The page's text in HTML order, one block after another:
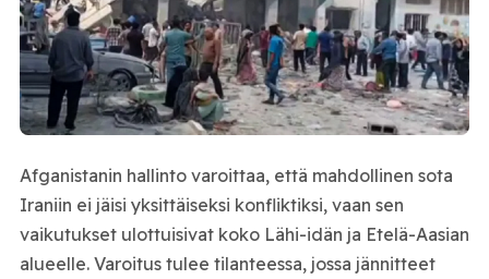
Afganistanin hallinto varoittaa, että mahdollinen sota
Iraniin ei jäisi yksittäiseksi konfliktiksi, vaan sen
vaikutukset ulottuisivat koko Lähi-idän ja Etelä-Aasian
alueelle. Varoitus tulee tilanteessa, jossa jännitteet